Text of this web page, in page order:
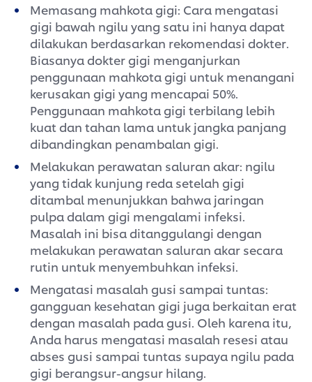
Memasang mahkota gigi: Cara mengatasi
gigi bawah ngilu yang satu ini hanya dapat
dilakukan berdasarkan rekomendasi dokter.
Biasanya dokter gigi menganjurkan
penggunaan mahkota gigi untuk menangani
kerusakan gigi yang mencapai 50%.
Penggunaan mahkota gigi terbilang lebih
kuat dan tahan lama untuk jangka panjang
dibandingkan penambalan gigi.
Melakukan perawatan saluran akar: ngilu
yang tidak kunjung reda setelah gigi
ditambal menunjukkan bahwa jaringan
pulpa dalam gigi mengalami infeksi.
Masalah ini bisa ditanggulangi dengan
melakukan perawatan saluran akar secara
rutin untuk menyembuhkan infeksi.
Mengatasi masalah gusi sampai tuntas:
gangguan kesehatan gigi juga berkaitan erat
dengan masalah pada gusi. Oleh karena itu,
Anda harus mengatasi masalah resesi atau
abses gusi sampai tuntas supaya ngilu pada
gigi berangsur-angsur hilang.